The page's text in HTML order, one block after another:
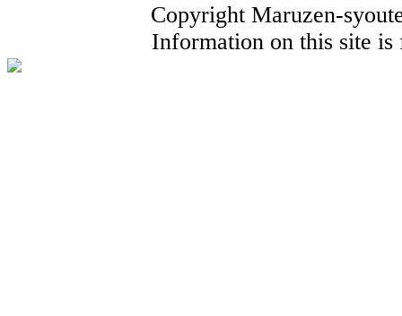
Copyright Maruzen-
Information on this site is